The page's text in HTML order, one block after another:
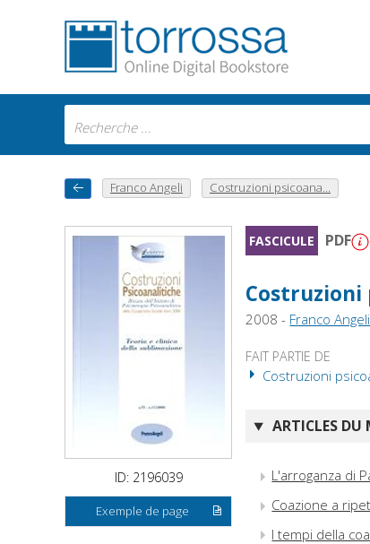
Franco Angeli Costruzioni psicoana...
ID: 2196039
Exemple de page
FASCICULE PDF
Costruzioni
2008 - Franco Angeli
FAIT PARTIE DE
Costruzioni
ARTICLES DU
L'arroganza di
Coazione a
I tempi della